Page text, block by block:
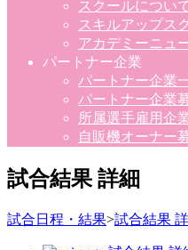
スクールについ
スキルアップス
アカデミーニュ
パートナー企業
パートナー企業
パートナー企業
所属選手雇用企
自販機オーナー
試合結果 詳細
試合日程・結果>試合結果